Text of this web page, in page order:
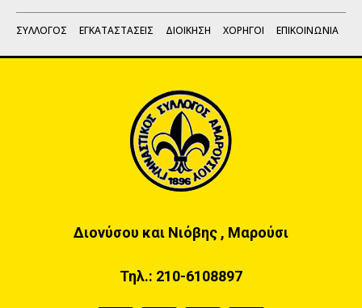
ΣΥΛΛΟΓΟΣ ΕΓΚΑΤΑΣΤΑΣΕΙΣ ΔΙΟΙΚΗΣΗ ΧΟΡΗΓΟΙ ΕΠΙΚΟΙΝΩΝΙΑ
Διονύσου και Νιόβης , Μαρούσι
Τηλ.: 210-6108897